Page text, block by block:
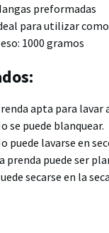
preformadas
para utilizar
1000 gramos
apta para lavar
se puede blanquear.
puede lavarse en
prenda puede ser
secarse en la